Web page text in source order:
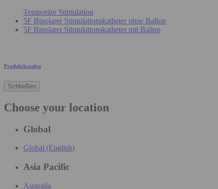
Temporäre Stimulation
5F Bipolarer Stimulationskatheter ohne Ballon
5F Bipolarer Stimulationskatheter mit Ballon
Produktkatalog
Schließen
Choose your location
Global
Global (English)
Asia Pacific
Australia